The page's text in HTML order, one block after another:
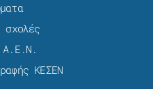
σχολές
Α.Ε.Ν.
ΚΕΣΕΝ